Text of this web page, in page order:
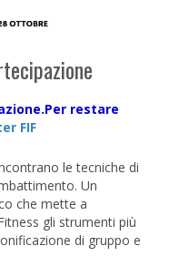
restare
FIF
le tecniche di
Un
che mette a
gli strumenti più
di gruppo e